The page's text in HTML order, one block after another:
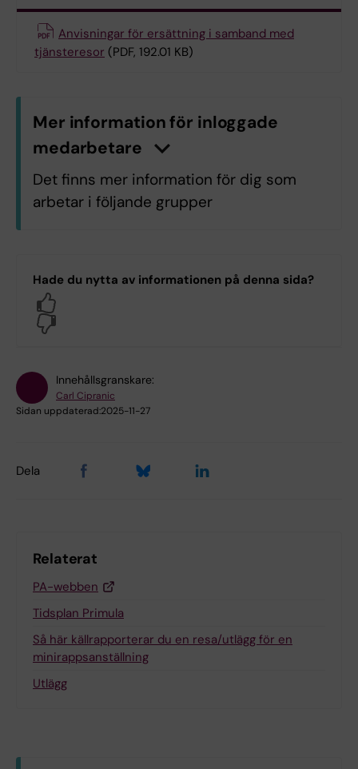
Anvisningar för ersättning i samband med
tjänsteresor (PDF, 192.01 KB)
Mer information för inloggade
medarbetare
Klickahärförattvisa/döljainformatio
n
Det finns mer information för dig som
arbetar i följande grupper
UF.GVS.KA.Digitala
innehåll
UF.GVS.Kommunikationsavdelningen
Logga in med KI-ID
Hade du nytta av informationen på denna sida?
Innehållsgranskare:
Carl Cipranic
Sidan uppdaterad:2025-11-27
Dela
Relaterat
PA-webben
Tidsplan Primula
Så här källrapporterar du en resa/utlägg för en
minirappsanställning
Utlägg